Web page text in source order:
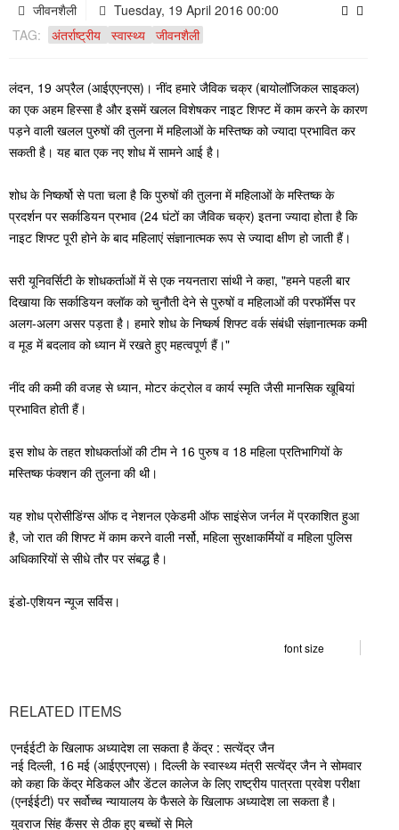
जीवनशैली
Tuesday, 19 April 2016 00:00
TAG:
अंतर्राष्ट्रीय स्वास्थ्य जीवनशैली
लंदन, 19 अप्रैल (आईएएनएस)। नींद हमारे जैविक चक्र (बायोलॉजिकल साइकल)
का एक अहम हिस्सा है और इसमें खलल विशेषकर नाइट शिफ्ट में काम करने के कारण
पड़ने वाली खलल पुरुषों की तुलना में महिलाओं के मस्तिष्क को ज्यादा प्रभावित कर
सकती है। यह बात एक नए शोध में सामने आई है।
शोध के निष्कर्षो से पता चला है कि पुरुषों की तुलना में महिलाओं के मस्तिष्क के
प्रदर्शन पर सर्काडियन प्रभाव (24 घंटों का जैविक चक्र) इतना ज्यादा होता है कि
नाइट शिफ्ट पूरी होने के बाद महिलाएं संज्ञानात्मक रूप से ज्यादा क्षीण हो जाती हैं।
सरी यूनिवर्सिटी के शोधकर्ताओं में से एक नयनतारा सांथी ने कहा, "हमने पहली बार
दिखाया कि सर्काडियन क्लॉक को चुनौती देने से पुरुषों व महिलाओं की परफॉर्मेस पर
अलग-अलग असर पड़ता है। हमारे शोध के निष्कर्ष शिफ्ट वर्क संबंधी संज्ञानात्मक कमी
व मूड में बदलाव को ध्यान में रखते हुए महत्वपूर्ण हैं।"
नींद की कमी की वजह से ध्यान, मोटर कंट्रोल व कार्य स्मृति जैसी मानसिक खूबियां
प्रभावित होती हैं।
इस शोध के तहत शोधकर्ताओं की टीम ने 16 पुरुष व 18 महिला प्रतिभागियों के
मस्तिष्क फंक्शन की तुलना की थी।
यह शोध प्रोसीडिंग्स ऑफ द नेशनल एकेडमी ऑफ साइंसेज जर्नल में प्रकाशित हुआ
है, जो रात की शिफ्ट में काम करने वाली नर्सो, महिला सुरक्षाकर्मियों व महिला पुलिस
अधिकारियों से सीधे तौर पर संबद्ध है।
इंडो-एशियन न्यूज सर्विस।
font size
RELATED ITEMS
एनईईटी के खिलाफ अध्यादेश ला सकता है केंद्र : सत्येंद्र जैन
नई दिल्ली, 16 मई (आईएएनएस)। दिल्ली के स्वास्थ्य मंत्री सत्येंद्र जैन ने सोमवार
को कहा कि केंद्र मेडिकल और डेंटल कालेज के लिए राष्ट्रीय पात्रता प्रवेश परीक्षा
(एनईईटी) पर सर्वोच्च न्यायालय के फैसले के खिलाफ अध्यादेश ला सकता है।
युवराज सिंह कैंसर से ठीक हुए बच्चों से मिले
जीवनशैली